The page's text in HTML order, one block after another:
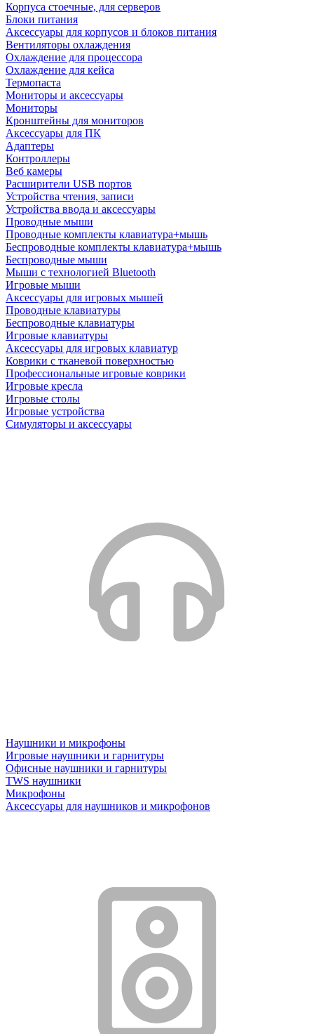
Корпуса стоечные, для серверов
Блоки питания
Аксессуары для корпусов и блоков питания
Вентиляторы охлаждения
Охлаждение для процессора
Охлаждение для кейса
Термопаста
Мониторы и аксессуары
Мониторы
Кронштейны для мониторов
Аксессуары для ПК
Адаптеры
Контроллеры
Веб камеры
Расширители USB портов
Устройства чтения, записи
Устройства ввода и аксессуары
Проводные мыши
Проводные комплекты клавиатура+мышь
Беспроводные комплекты клавиатура+мышь
Беспроводные мыши
Мыши с технологией Bluetooth
Игровые мыши
Аксессуары для игровых мышей
Проводные клавиатуры
Беспроводные клавиатуры
Игровые клавиатуры
Аксессуары для игровых клавиатур
Коврики с тканевой поверхностью
Профессиональные игровые коврики
Игровые кресла
Игровые столы
Игровые устройства
Симуляторы и аксессуары
Наушники и микрофоны
Игровые наушники и гарнитуры
Офисные наушники и гарнитуры
TWS наушники
Микрофоны
Аксессуары для наушников и микрофонов